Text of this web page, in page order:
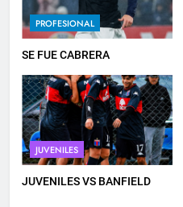
PROFESIONAL
SE FUE CABRERA
JUVENILES
JUVENILES VS BANFIELD
8
LISTA